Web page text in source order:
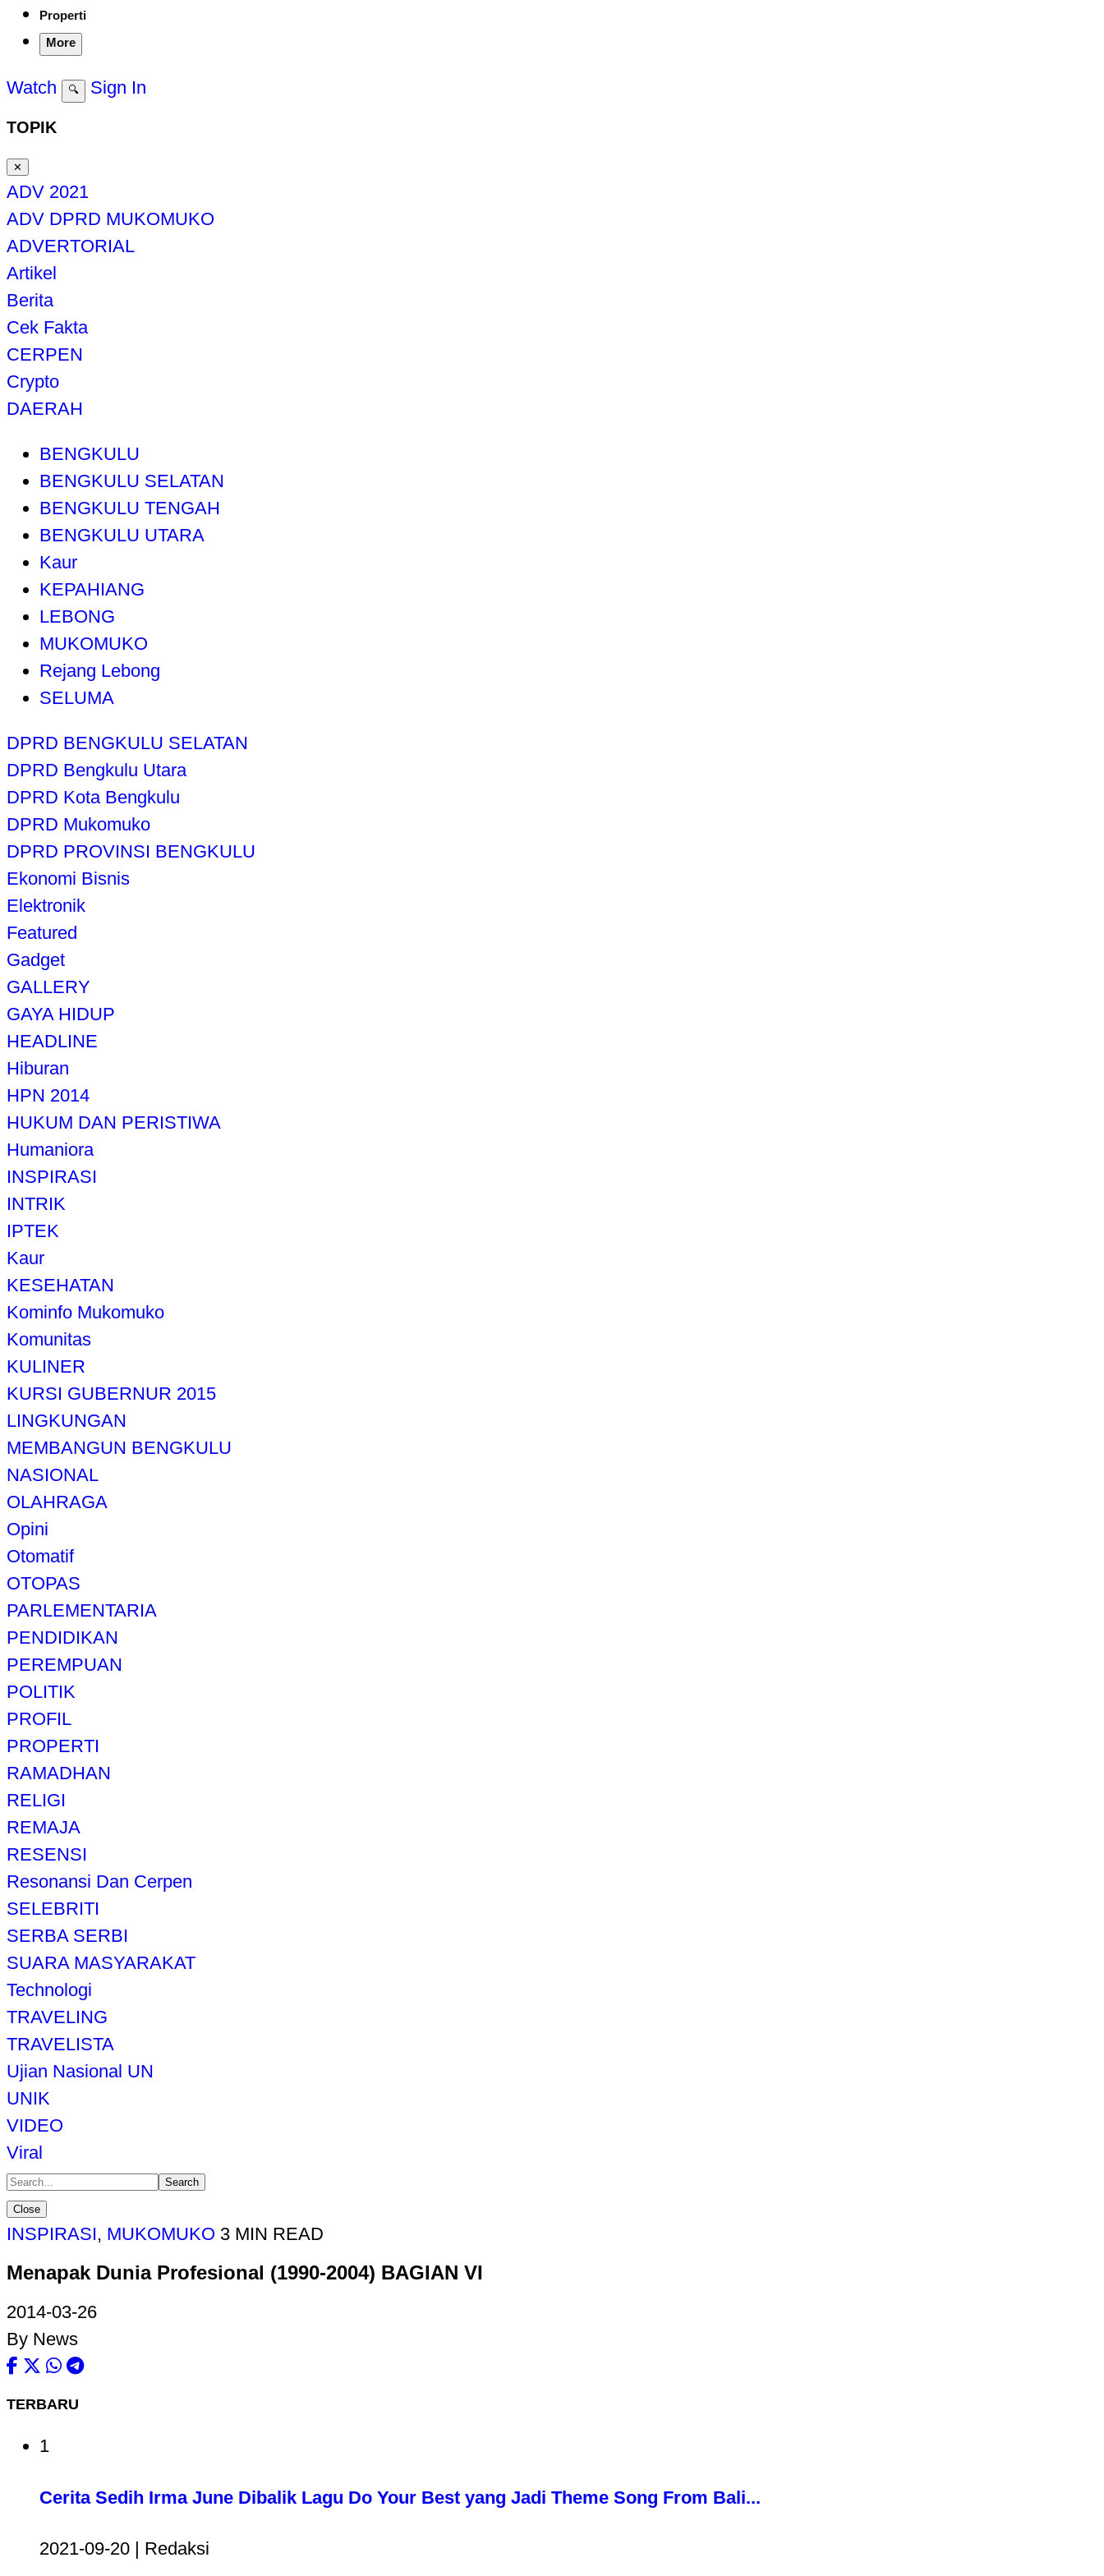
Properti
More
Watch 🔍 Sign In
TOPIK
✕
ADV 2021
ADV DPRD MUKOMUKO
ADVERTORIAL
Artikel
Berita
Cek Fakta
CERPEN
Crypto
DAERAH
BENGKULU
BENGKULU SELATAN
BENGKULU TENGAH
BENGKULU UTARA
Kaur
KEPAHIANG
LEBONG
MUKOMUKO
Rejang Lebong
SELUMA
DPRD BENGKULU SELATAN
DPRD Bengkulu Utara
DPRD Kota Bengkulu
DPRD Mukomuko
DPRD PROVINSI BENGKULU
Ekonomi Bisnis
Elektronik
Featured
Gadget
GALLERY
GAYA HIDUP
HEADLINE
Hiburan
HPN 2014
HUKUM DAN PERISTIWA
Humaniora
INSPIRASI
INTRIK
IPTEK
Kaur
KESEHATAN
Kominfo Mukomuko
Komunitas
KULINER
KURSI GUBERNUR 2015
LINGKUNGAN
MEMBANGUN BENGKULU
NASIONAL
OLAHRAGA
Opini
Otomatif
OTOPAS
PARLEMENTARIA
PENDIDIKAN
PEREMPUAN
POLITIK
PROFIL
PROPERTI
RAMADHAN
RELIGI
REMAJA
RESENSI
Resonansi Dan Cerpen
SELEBRITI
SERBA SERBI
SUARA MASYARAKAT
Technologi
TRAVELING
TRAVELISTA
Ujian Nasional UN
UNIK
VIDEO
Viral
Search
Close
INSPIRASI, MUKOMUKO 3 MIN READ
Menapak Dunia Profesional (1990-2004) BAGIAN VI
2014-03-26
By News
TERBARU
1
Cerita Sedih Irma June Dibalik Lagu Do Your Best yang Jadi Theme Song From Bali...
2021-09-20 | Redaksi